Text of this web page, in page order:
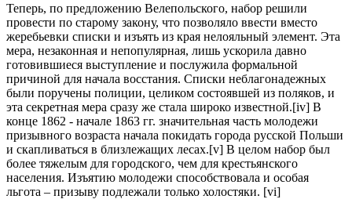
Теперь, по предложению Велепольского, набор решили
провести по старому закону, что позволяло ввести вместо
жеребьевки списки и изъять из края нелояльный элемент. Эта
мера, незаконная и непопулярная, лишь ускорила давно
готовившиеся выступление и послужила формальной
причиной для начала восстания. Списки неблагонадежных
были поручены полиции, целиком состоявшей из поляков, и
эта секретная мера сразу же стала широко известной.[iv] В
конце 1862 - начале 1863 гг. значительная часть молодежи
призывного возраста начала покидать города русской Польши
и скапливаться в близлежащих лесах.[v] В целом набор был
более тяжелым для городского, чем для крестьянского
населения. Изъятию молодежи способствовала и особая
льгота – призыву подлежали только холостяки. [vi]